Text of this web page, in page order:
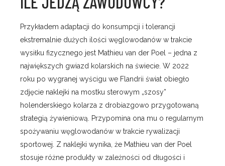
Przykładem adaptacji do konsumpcji i tolerancji
ekstremalnie dużych ilości węglowodanów w trakcie
wysiłku fizycznego jest Mathieu van der Poel – jedna z
największych gwiazd kolarskich na świecie. W 2022
roku po wygranej wyścigu we Flandrii świat obiegło
zdjęcie naklejki na mostku sterowym „szosy”
holenderskiego kolarza z drobiazgowo przygotowaną
strategią żywieniową. Przypomina ona mu o regularnym
spożywaniu węglowodanów w trakcie rywalizacji
sportowej. Z naklejki wynika, że Mathieu van der Poel
stosuje różne produkty w zależności od długości i